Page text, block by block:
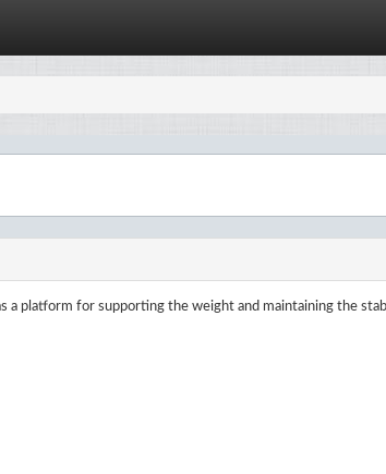
a platform for supporting the weight and maintaining the